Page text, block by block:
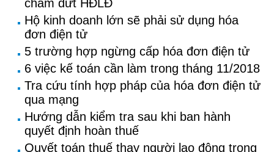
chấm dứt HĐLĐ
Hộ kinh doanh lớn sẽ phải sử dụng hóa
đơn điện tử
5 trường hợp ngừng cấp hóa đơn điện tử
6 việc kế toán cần làm trong tháng 11/2018
Tra cứu tính hợp pháp của hóa đơn điện tử
qua mạng
Hướng dẫn kiểm tra sau khi ban hành
quyết định hoàn thuế
Quyết toán thuế thay người lao động trong